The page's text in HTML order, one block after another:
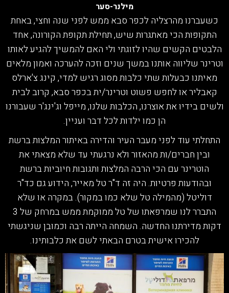
מילנר-סער
כשעברנו מהרצליה לכפר סבא ממש לפני שנה וחצי, באחת
התקופות הכי מאתגרות שיש, תחילת תקופת הקורונה, אחד
הלבטים הקשים שהיו לזוגתי ולי האם להמשיך להגיע לאותו
וטרינר שליווה אותנו במשך שנים וזכה להערכה ואמון מלאים
מאיתנו כבעלות שתי כלבות מסוג רגיש למדי, קינג צ'ארלס
קאבליר או לחפש פשוט וטרינר/ית בכפר סבא, קרוב לבית
ולשים בידיו את אוצרנו, הכלבות שלנו, מייפל וג'ינג'ר שעבורנו
הן כמו ילדות לכל דבר ועניין.
התחלתי עוד לפני מעבר העיר והדירה באיתור המלצות ברשת
ובין חברים/ות מהאזור ולא נרגעתי עד שלא מצאתי את
הוטרינר עם הכי הרבה המלצות ותגובות חיוביות ברשת
ובהודעות פרטיות. היה זה ד"ר טל מאייר, הידוע גם כד"ר
דוליטל (מהמילה טל שלא כמו במקור). במקרה או שלא
התברר לנו שמרפאתו של טל ממוקמת ממש במרחק של 3
דקות מדירתנו החדשה. השמחה הייתה רבה וכמובן שניגשתי
להכירו אישית בטרם הבאתי לשם את כלבותינו.